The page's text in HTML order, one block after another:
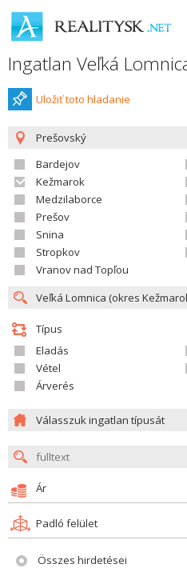
Ingatlan Veľká
Uložiť toto hladanie
Prešovský
Bardejov
Kežmarok
Medzilaborce
Prešov
Snina
Stropkov
Vranov nad Topľou
Típus
Eladás
Vétel
Árverés
Válasszuk ingatlan típusát
Ár
Padló felület
Összes hirdetései